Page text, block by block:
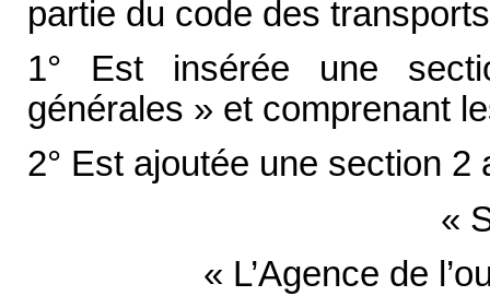
partie du code des
1° Est insérée une
générales » et comprenant
2° Est ajoutée une section 2
«
« L’Agence de